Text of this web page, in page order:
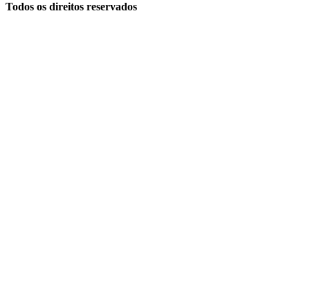
Todos os direitos reservados